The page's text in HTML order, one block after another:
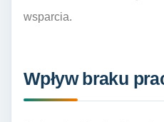
wsparcia.
Wpływ braku